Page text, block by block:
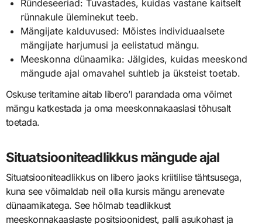
Ründeseeriad: Tuvastades, kuidas vastane kaitselt
rünnakule üleminekut teeb.
Mängijate kalduvused: Mõistes individuaalsete
mängijate harjumusi ja eelistatud mängu.
Meeskonna dünaamika: Jälgides, kuidas meeskond
mängude ajal omavahel suhtleb ja üksteist toetab.
Oskuse teritamine aitab libero’l parandada oma võimet
mängu katkestada ja oma meeskonnakaaslasi tõhusalt
toetada.
Situatsiooniteadlikkus mängude ajal
Situatsiooniteadlikkus on libero jaoks kriitilise tähtsusega,
kuna see võimaldab neil olla kursis mängu arenevate
dünaamikatega. See hõlmab teadlikkust
meeskonnakaaslaste positsioonidest, palli asukohast ja